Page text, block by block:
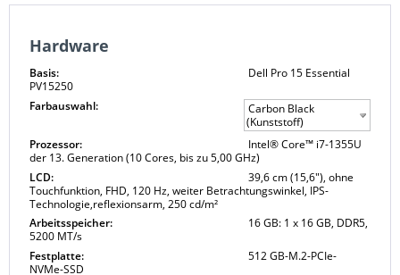
Hardware
Basis:
Dell Pro 15 Essential
PV15250
Farbauswahl:
Carbon Black
(Kunststoff)
Prozessor:
Intel® Core™ i7-1355U
der 13. Generation (10 Cores, bis zu 5,00 GHz)
LCD:
39,6 cm (15,6"), ohne
Touchfunktion, FHD, 120 Hz, weiter Betrachtungswinkel, IPS-
Technologie,reflexionsarm, 250 cd/m²
Arbeitsspeicher:
16 GB: 1 x 16 GB, DDR5,
5200 MT/s
Festplatte:
512 GB-M.2-PCIe-
NVMe-SSD